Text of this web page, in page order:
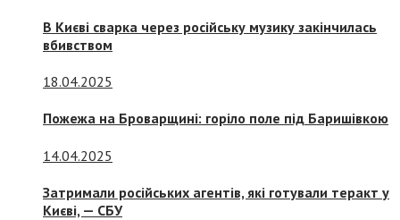
В Києві сварка через російську музику закінчилась
вбивством
18.04.2025
Пожежа на Броварщині: горіло поле під Баришівкою
14.04.2025
Затримали російських агентів, які готували теракт у
Києві, — СБУ